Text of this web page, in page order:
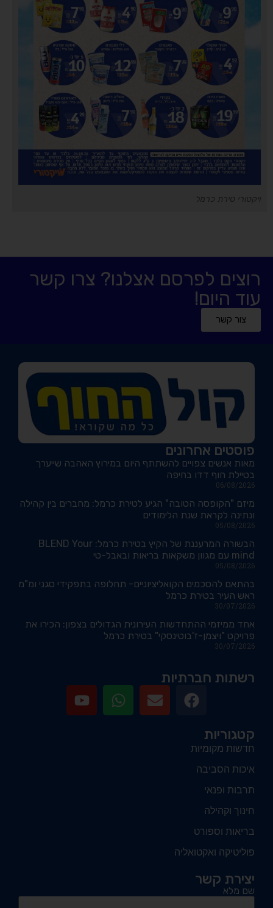
ויקטורי טירת כרמל
רוצים לפרסם אצלנו? צרו קשר
עוד היום!
צור קשר
פוסטים אחרונים
מאות אנשים צפויים להשתתף היום במירוץ האהבה שייערך
בטיילת חוף דדו בחיפה
06/08/2026
מיזם "הקופסה הטובה" הגיע לטירת כרמל: מחברים בין קהילה
ונתינה לקראת שנת הלימודים
05/08/2026
הבשורה המרעננת של הקיץ בטירת כרמל: BLEND Your
mind עם מגוון משקאות בריאות ובאבל-טי
05/08/2026
בהתאם להסכמים הקואליציוניים- תחלופה בתפקידי סגני ומ"מ
ראש העיר בטירת כרמל
30/07/2026
אחד ממיזמי ההתחדשות העירונית הגדולים בצפון: הכירו את
פרויקט "ויצמן-ז'בוטינסקי" בטירת כרמל
30/07/2026
רשתות חברתיות
קטגוריות
חדשות מקומיות
איכות הסביבה
תרבות ופנאי
חינוך וקהילה
בריאות וספורט
פוליטיקה ואקטואליה
יצירת קשר
שם מלא